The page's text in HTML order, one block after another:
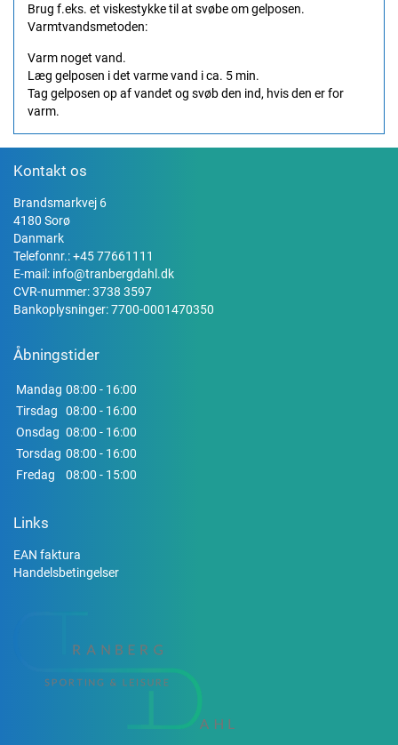
Brug f.eks. et viskestykke til at svøbe om gelposen.
Varmtvandsmetoden:
Varm noget vand.
Læg gelposen i det varme vand i ca. 5 min.
Tag gelposen op af vandet og svøb den ind, hvis den er for
varm.
Kontakt os
Brandsmarkvej 6
4180 Sorø
Danmark
Telefonnr.:+45 77661111
E-mail: info@tranbergdahl.dk
CVR-nummer: 3738 3597
Bankoplysninger: 7700-0001470350
Åbningstider
Mandag 08:00 - 16:00
Tirsdag
08:00 - 16:00
Onsdag 08:00 - 16:00
Torsdag 08:00 - 16:00
Fredag
08:00 - 15:00
Links
EAN faktura
Handelsbetingelser